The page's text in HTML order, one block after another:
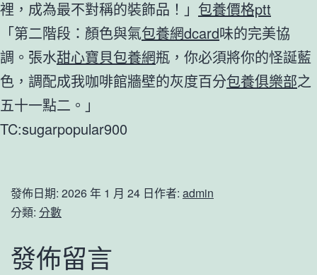
裡，成為最不對稱的裝飾品！」 包養價格ptt
「第二階段：顏色與氣包養網dcard味的完美協
調。張水甜心寶貝包養網瓶，你必須將你的怪誕藍
色，調配成我咖啡館牆壁的灰度百分包養俱樂部之
五十一點二。」
TC:sugarpopular900
發佈日期: 2026 年 1 月 24 日作者: admin
分類: 分數
發佈留言